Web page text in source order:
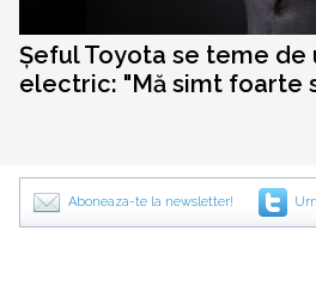
Șeful Toyota se teme de
electric: "Mă simt foarte
Aboneaza-te la newsletter!